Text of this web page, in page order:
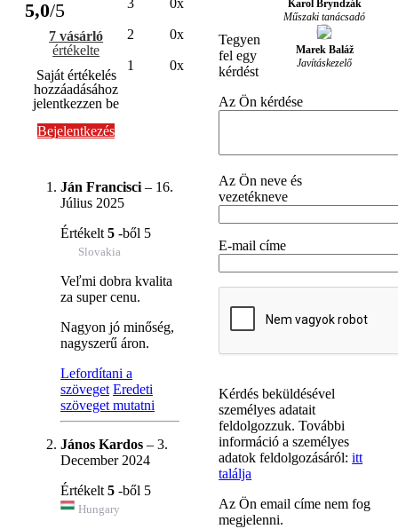
5,0/5
7 vásárló
értékelte
Saját értékelés
hozzáadásához
jelentkezzen be
Bejelentkezés
2 0x
1 0x
Ján Francisci – 16.
Július 2025
Értékelt 5 -ből 5
Slovakia
Veľmi dobra kvalita
za super cenu.
Nagyon jó minőség,
nagyszerű áron.
Lefordítani a
szöveget Eredeti
szöveget mutatni
János Kardos – 3.
December 2024
Értékelt 5 -ből 5
Hungary
Karol Bryndzák
Műszaki tanácsadó
Marek Baláž
Javításkezelő
Tegyen
fel egy
kérdést
Az Ön kérdése
Az Ön neve és
vezetékneve
E-mail címe
Kérdés beküldésével
személyes adatait
feldolgozzuk. További
információ a személyes
adatok feldolgozásáról:itt
találja
Az Ön email címe nem fog
megjelenni.